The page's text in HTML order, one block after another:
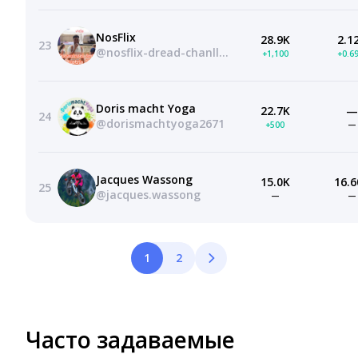
23
NosFlix
@nosflix-dread-chanllege
28.9K
+1,100
24
Doris macht Yoga
@dorismachtyoga2671
22.7K
+500
—
—
25
Jacques Wassong
@jacques.wassong
15.0K
— —
1 2
Часто задаваемые